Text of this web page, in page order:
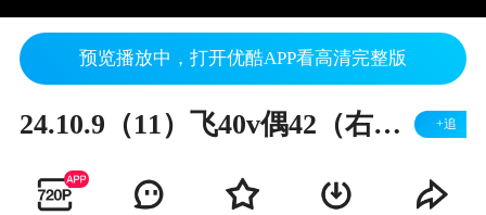
预览播放中，打开优酷APP看高清完整版
24.10.9（11）飞40v偶42（右胜） +追